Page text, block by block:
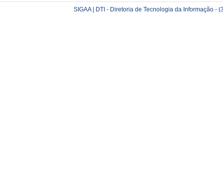
SIGAA | DTI - Diretoria de Tecnologia da Informação